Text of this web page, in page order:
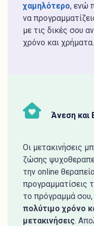
χαμηλότερο, ενώ
να
με τις δικές σου
χρόνο και χρήματα.
Άνεση και
Οι μετακινήσεις
ζώσης
την online
προγραμματίσεις
το πρόγραμμά
πολύτιμο χρόνο
μετακινήσεις.